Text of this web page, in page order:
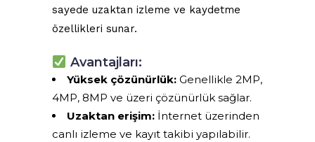
sayede uzaktan izleme ve kaydetme
özellikleri sunar.
Avantajları:
Yüksek çözünürlük: Genellikle 2MP,
4MP, 8MP ve üzeri çözünürlük sağlar.
Uzaktan erişim: İnternet üzerinden
canlı izleme ve kayıt takibi yapılabilir.